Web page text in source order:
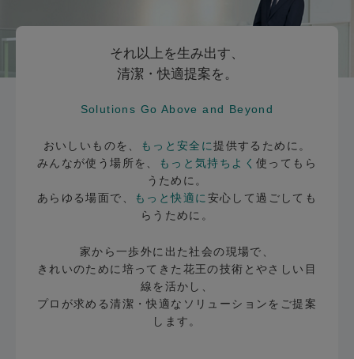
それ以上を生み出す、
清潔・快適提案を。
Solutions Go Above and Beyond
おいしいものを、 もっと安全に提供するために。
みんなが使う場所を、
もっと気持ちよく使ってもら
うために。
あらゆる場面で、
もっと快適に安心して過ごしても
らうために。
家から一歩外に出た社会の現場で、
きれいのために培ってきた花王の技術とやさしい目
線を活かし、
プロが求める清潔・快適なソリューションをご提案
します。